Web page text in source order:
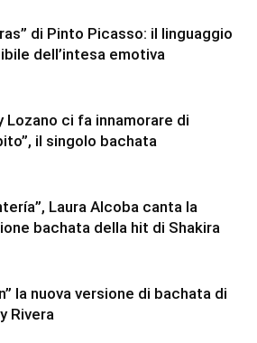
di Pinto Picasso: il linguaggio
dell’intesa emotiva
Lozano ci fa innamorare di
il singolo bachata
Laura Alcoba canta la
bachata della hit di Shakira
la nuova versione di bachata di
Rivera